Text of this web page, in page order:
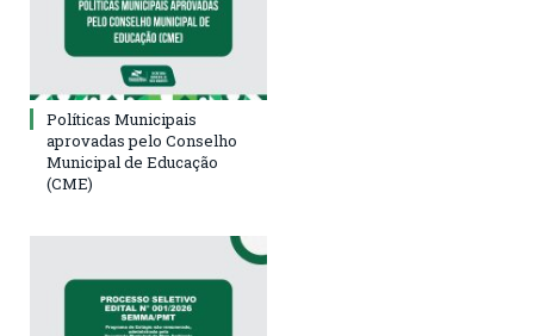
Políticas Municipais
aprovadas pelo Conselho
Municipal de Educação
(CME)